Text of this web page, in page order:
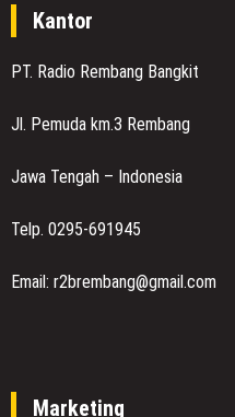
Kantor
PT. Radio Rembang Bangkit
Jl. Pemuda km.3 Rembang
Jawa Tengah – Indonesia
Telp. 0295-691945
Email: r2brembang@gmail.com
Marketing